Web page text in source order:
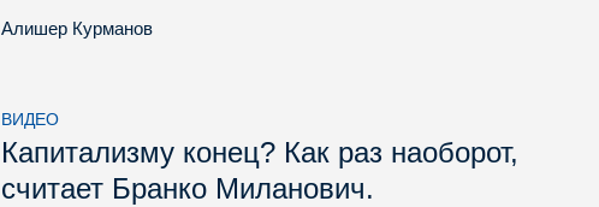
Алишер Курманов
ВИДЕО
Капитализму конец? Как раз наоборот,
считает Бранко Миланович.